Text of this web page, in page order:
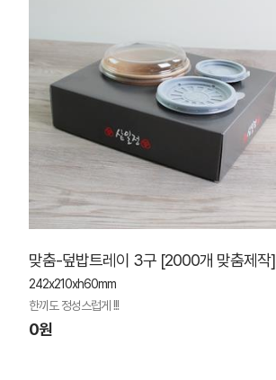
맞춤-덮밥트레이 3구 [2000개 맞춤제작]
242x210xh60mm
한끼도 정성스럽게 !!!
0원